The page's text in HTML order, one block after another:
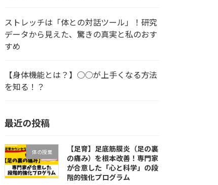
ストレッチは「体との対話ツール」！研究
データから見えた、驚きの真実と私のおす
すめ
【身体機能とは？】○○が上手くなる方法
を知る！？
最近の投稿
体の授業
【足育】足底筋膜炎（足の裏
の痛み）を根本改善！専門家
が合意した「心と科学」の段
階的強化プログラム